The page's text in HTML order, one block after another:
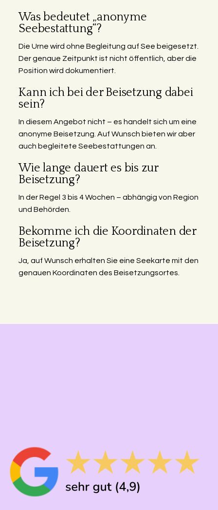
Was bedeutet „anonyme
Seebestattung“?
Die Urne wird ohne Begleitung auf See beigesetzt.
Der genaue Zeitpunkt ist nicht öffentlich, aber die
Position wird dokumentiert.
Kann ich bei der Beisetzung dabei
sein?
In diesem Angebot nicht – es handelt sich um eine
anonyme Beisetzung. Auf Wunsch bieten wir aber
auch begleitete Seebestattungen an.
Wie lange dauert es bis zur
Beisetzung?
In der Regel 3 bis 4 Wochen – abhängig von Region
und Behörden.
Bekomme ich die Koordinaten der
Beisetzung?
Ja, auf Wunsch erhalten Sie eine Seekarte mit den
genauen Koordinaten des Beisetzungsortes.